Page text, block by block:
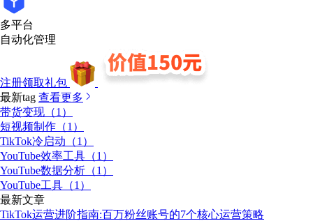
多平台
自动化管理
注册领取礼包
最新tag 查看更多
带货变现（1）
短视频制作（1）
TikTok冷启动（1）
YouTube效率工具（1）
YouTube数据分析（1）
YouTube工具（1）
最新文章
TikTok运营进阶指南:百万粉丝账号的7个核心运营策略